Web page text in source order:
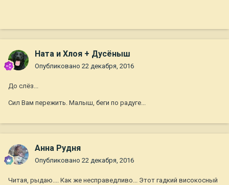
Ната и Хлоя + Дусёныш
Опубликовано 22 декабря, 2016
До слёз...
Сил Вам пережить. Малыш, беги по радуге...
Анна Рудня
Опубликовано 22 декабря, 2016
Читая, рыдаю.... Как же несправедливо... Этот гадкий високосный